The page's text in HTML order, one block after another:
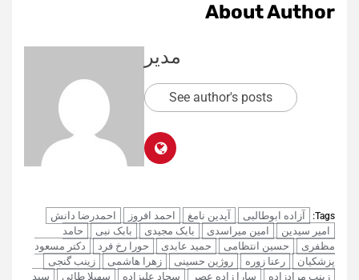
About Author
مدیر
See author's posts
Tags: آزاده ابوطالبی آیدین نامغ احمد افروز
احمدرضا دانش
امیر سیدین
امین میراسدی بابک مجیدی بابک نبی
حامد
مظفری
حسین انتظامی حمید عابدی حورا رخ فرد
دکتر مسعود
پزشکیان
رعنا زوره روژین حسینی زهرا هاشمی
زینب گنجی
زینب مرادزاده
سارا زاده عصر سجاد علیزاده سهیلا طائی
سید